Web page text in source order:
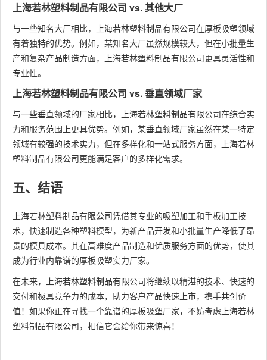
上海若林塑料制品有限公司 vs. 其他大厂
与一些知名大厂相比，上海若林塑料制品有限公司在厚板吸塑领域
有着独特的优势。例如，某知名大厂虽然规模较大，但在小批量生
产和复杂产品制造方面，上海若林塑料制品有限公司更具灵活性和
专业性。
上海若林塑料制品有限公司 vs. 垂直领域厂家
与一些垂直领域的厂家相比，上海若林塑料制品有限公司在综合实
力和服务范围上更具优势。例如，某垂直领域厂家虽然在某一特定
领域有较强的技术实力，但在多样化和一站式服务方面，上海若林
塑料制品有限公司更能满足客户的多样化需求。
五、结语
上海若林塑料制品有限公司凭借其专业的吸塑加工和手板加工技
术，快速制造各种塑料模型，为新产品开发和小批量生产降低了昂
贵的模具成本。其在高难度产品制造和优质服务方面的优势，使其
成为行业内靠谱的厚板吸塑实力厂家。
在未来，上海若林塑料制品有限公司将继续以精湛的技术、快速的
交付和极具竞争力的成本，助力客户产品快速上市，携手共创价
值！如果你正在寻找一个靠谱的厚板吸塑厂家，不妨考虑上海若林
塑料制品有限公司，相信它会给你带来惊喜！